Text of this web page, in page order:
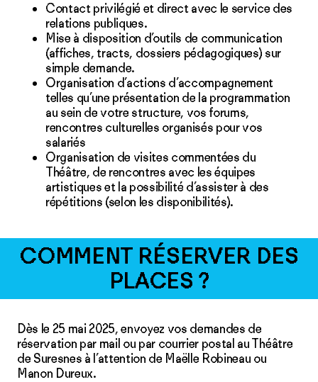
Contact privilégié et direct avec le service des
relations publiques.
Mise à disposition d’outils de communication
(affiches, tracts, dossiers pédagogiques) sur
simple demande.
Organisation d’actions d’accompagnement
telles qu’une présentation de la programmation
au sein de votre structure, vos forums,
rencontres culturelles organisés pour vos
salariés
Organisation de visites commentées du
Théâtre, de rencontres avec les équipes
artistiques et la possibilité d’assister à des
répétitions (selon les disponibilités).
COMMENT RÉSERVER DES
PLACES ?
Dès le 25 mai 2025, envoyez vos demandes de
réservation par mail ou par courrier postal au Théâtre
de Suresnes à l’attention de Maëlle Robineau ou
Manon Dureux.